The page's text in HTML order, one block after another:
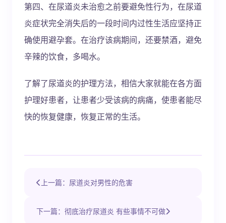
第四、在尿道炎未治愈之前要避免性行为，在尿道
炎症状完全消失后的一段时间内过性生活应坚持正
确使用避孕套。在治疗该病期间，还要禁酒，避免
辛辣的饮食，多喝水。
了解了尿道炎的护理方法，相信大家就能在各方面
护理好患者，让患者少受该病的病痛，使患者能尽
快的恢复健康，恢复正常的生活。
上一篇：尿道炎对男性的危害
下一篇：彻底治疗尿道炎 有些事情不可做